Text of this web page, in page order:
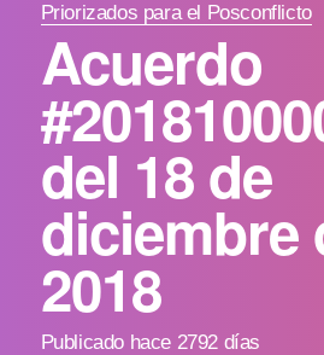
Priorizados para el Posconflicto
Acuerdo
del 18 de
diciembre
2018
Publicado hace 2792 días